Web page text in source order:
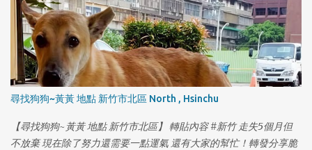
尋找狗狗~黃黃 地點 新竹市北區 North , Hsinchu
【尋找狗狗~黃黃 地點 新竹市北區】 轉貼內容 #新竹 走失5個月但
不放棄 現在除了努力還需要一點運氣 還有大家的幫忙！轉發分享脆